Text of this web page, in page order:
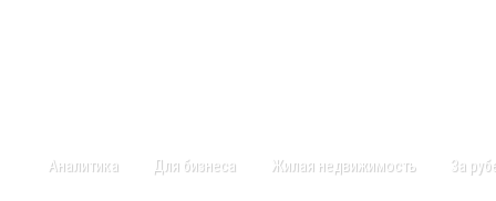
Аналитика Для бизнеса Жилая недвижимость За